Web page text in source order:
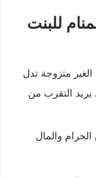
للبنت
الغير متزوجة تدل
التقرب من
والمال